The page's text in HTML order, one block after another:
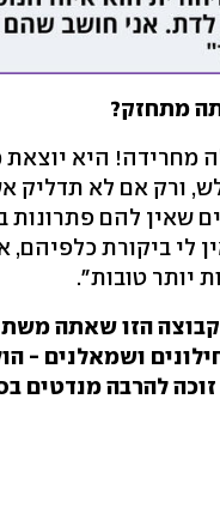
מתחזק?
מחרידה! היא
ורק אם לא תדליק
שאין להם פתרונות
לי ביקורת כלפיהם,
יותר טובות".
הזו שאתה
חילונים ושמאלנים -
להרבה מנדטים